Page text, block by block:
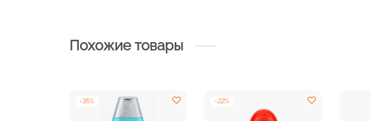
Похожие товары
-35% -22%